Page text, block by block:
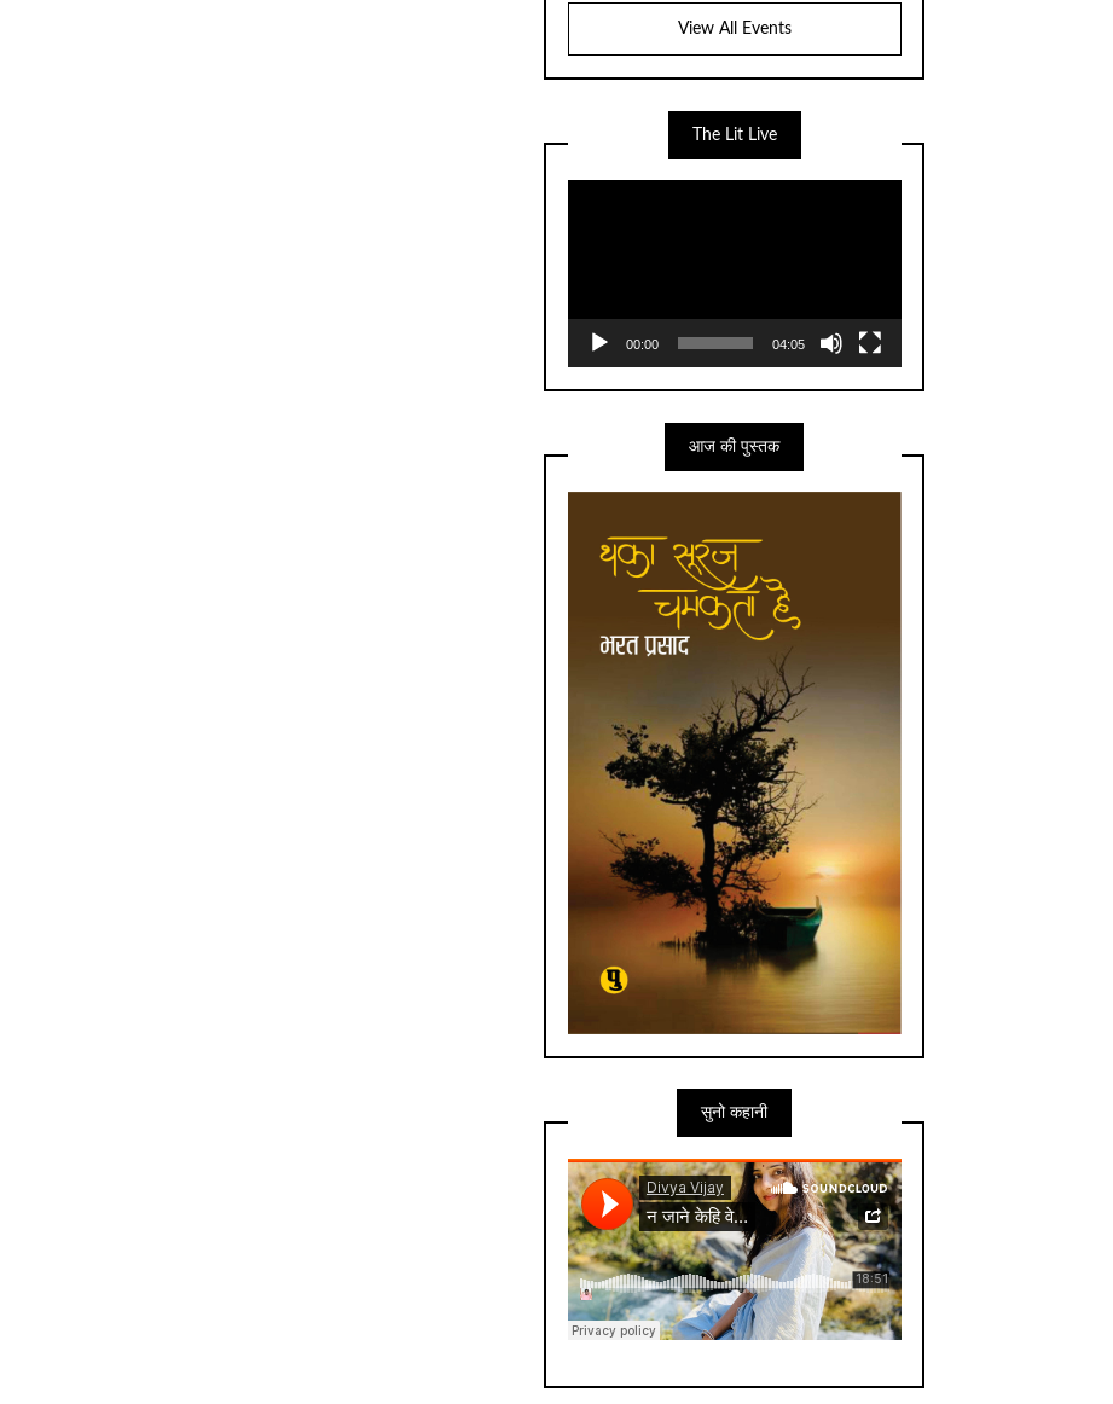
View All Events
The Lit Live
00:00 04:05
आज की पुस्तक
सुनो कहानी